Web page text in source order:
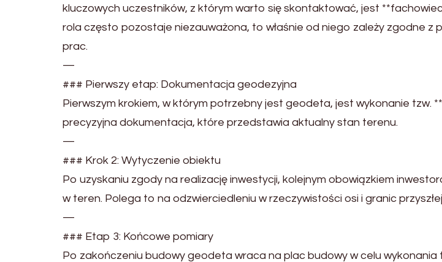
kluczowych uczestników, z którym warto się skontaktować, jest
rola często pozostaje niezauważona, to właśnie od niego zależy zgodne z
prac.
—
### Pierwszy etap: Dokumentacja geodezyjna
Pierwszym krokiem, w którym potrzebny jest geodeta, jest wykonanie tzw.
precyzyjna dokumentacja, które przedstawia aktualny stan terenu.
—
### Krok 2: Wytyczenie obiektu
Po uzyskaniu zgody na realizację inwestycji, kolejnym obowiązkiem
w teren. Polega to na odzwierciedleniu w rzeczywistości osi i granic
—
### Etap 3: Końcowe pomiary
Po zakończeniu budowy geodeta wraca na plac budowy w celu wykonania